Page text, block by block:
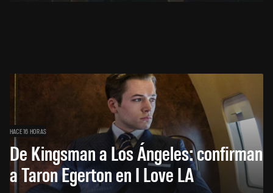
HACE 16 HORAS
De Kingsman a Los Ángeles: confirman
a Taron Egerton en I Love LA